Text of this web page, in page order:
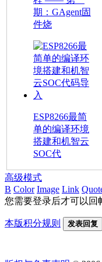
期：GAgent固
件烧
ESP8266最简
单的编译环境
搭建和机智云
SOC代
高级模式
B Color Image Link
您需要登录后才可以回
本版积分规则 发表回复